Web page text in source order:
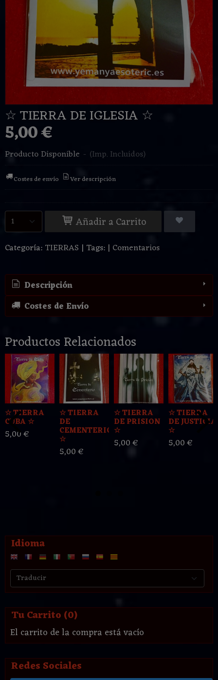
Idioma
Tu Carrito (0)
El carrito de la compra está vacío
Redes Sociales
☆ TIERRA DE IGLESIA ☆
5,00 €
Producto Disponible - (Imp. Incluidos)
Costes de envío Ver descripción
Añadir a Carrito
Categoría: TIERRAS | Tags: | Comentarios
Descripción
Costes de Envío
Productos Relacionados
☆ TIERRA
CUBA ☆
5,00 €
☆ TIERRA
DE
CEMENTERIO
☆
5,00 €
☆ TIERRA
DE PRISION
☆
5,00 €
☆ TIERRA
DE JUSTICIA
☆
5,00 €